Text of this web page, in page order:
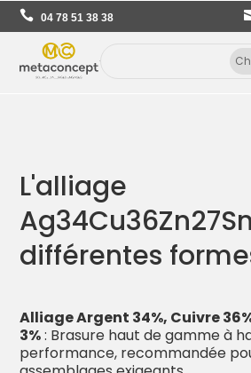
04 78 51 38 38
L'alliage
différentes
Alliage Argent 34%, Cuivre
3%: Brasure haut de gamme à
performance, recommandée